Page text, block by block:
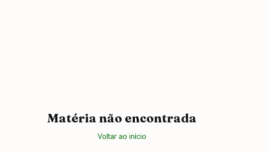
Matéria não encontrada
Voltar ao início